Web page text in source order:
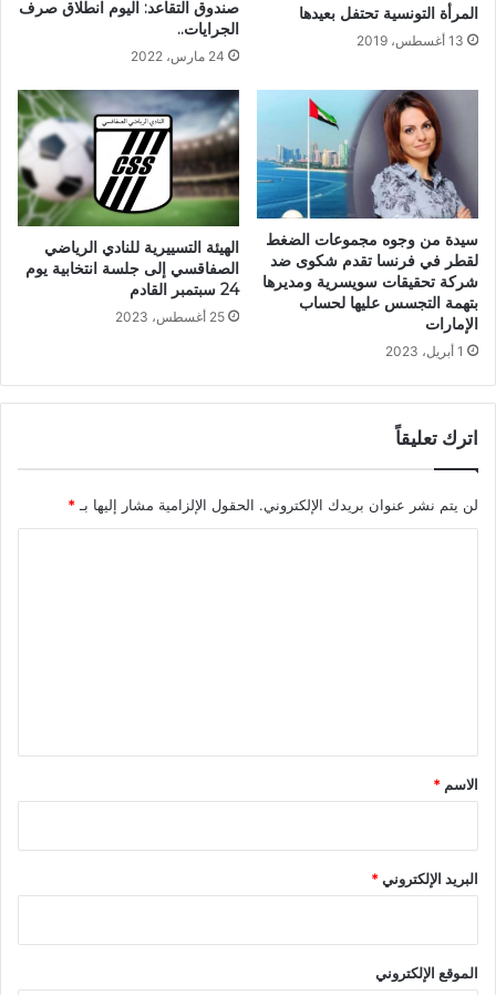
المرأة التونسية تحتفل بعيدها
13 أغسطس، 2019
صندوق التقاعد: اليوم انطلاق صرف
الجرايات..
24 مارس، 2022
سيدة من وجوه مجموعات الضغط
لقطر في فرنسا تقدم شكوى ضد
شركة تحقيقات سويسرية ومديرها
بتهمة التجسس عليها لحساب
الإمارات
1 أبريل، 2023
الهيئة التسييرية للنادي الرياضي
الصفاقسي إلى جلسة انتخابية يوم
24 سبتمبر القادم
25 أغسطس، 2023
اترك تعليقاً
لن يتم نشر عنوان بريدك الإلكتروني. الحقول الإلزامية مشار إليها بـ *
*
الاسم *
البريد الإلكتروني*
الموقع الإلكتروني